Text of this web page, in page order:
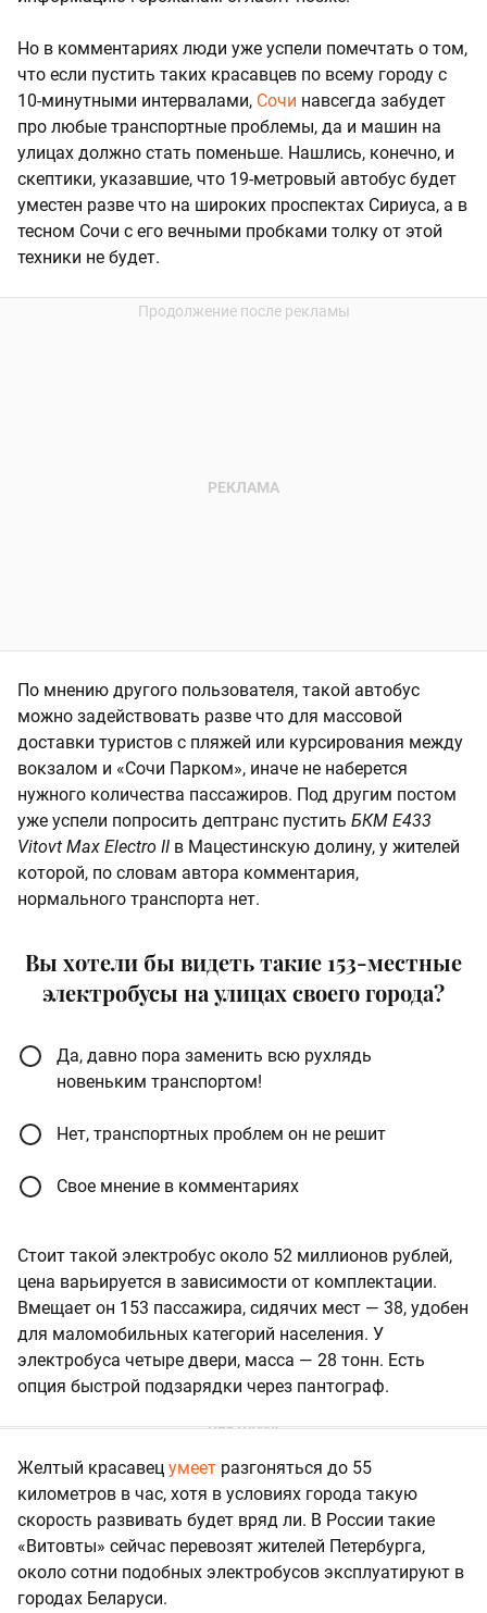
Но в комментариях люди уже успели помечтать о том,
что если пустить таких красавцев по всему городу с
10-минутными интервалами, Сочи навсегда забудет
про любые транспортные проблемы, да и машин на
улицах должно стать поменьше. Нашлись, конечно, и
скептики, указавшие, что 19-метровый автобус будет
уместен разве что на широких проспектах Сириуса, а в
тесном Сочи с его вечными пробками толку от этой
техники не будет.
По мнению другого пользователя, такой автобус
можно задействовать разве что для массовой
доставки туристов с пляжей или курсирования между
вокзалом и «Сочи Парком», иначе не наберется
нужного количества пассажиров. Под другим постом
уже успели попросить дептранс пустить БКМ E433
Vitovt Max Electro II в Мацестинскую долину, у жителей
которой, по словам автора комментария,
нормального транспорта нет.
Вы хотели бы видеть такие 153-местные
электробусы на улицах своего города?
Да, давно пора заменить всю рухлядь
новеньким транспортом!
Нет, транспортных проблем он не решит
Свое мнение в комментариях
Стоит такой электробус около 52 миллионов рублей,
цена варьируется в зависимости от комплектации.
Вмещает он 153 пассажира, сидячих мест — 38, удобен
для маломобильных категорий населения. У
электробуса четыре двери, масса — 28 тонн. Есть
опция быстрой подзарядки через пантограф.
Желтый красавец умеет разгоняться до 55
километров в час, хотя в условиях города такую
скорость развивать будет вряд ли. В России такие
«Витовты» сейчас перевозят жителей Петербурга,
около сотни подобных электробусов эксплуатируют в
городах Беларуси.